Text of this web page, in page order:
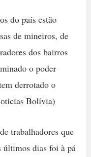
do país estão
de mineiros, de
dos bairros
o poder
derrotado o
Bolívia)
trabalhadores que
últimos dias foi à pá